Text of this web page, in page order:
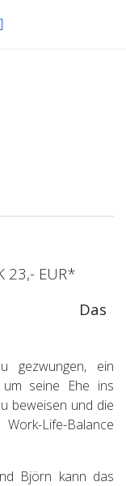
23,- EUR*
Das
gezwungen, ein
um seine Ehe ins
beweisen und die
Life-Balance
Björn kann das